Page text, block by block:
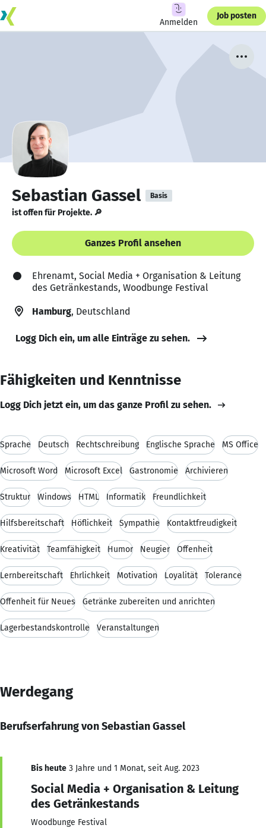
Anmelden
Job posten
Sebastian Gassel Basis
ist offen für Projekte. 🔎
Ganzes Profil ansehen
Ehrenamt, Social Media + Organisation & Leitung
des Getränkestands, Woodbunge Festival
Hamburg, Deutschland
Logg Dich ein, um alle Einträge zu sehen.
Fähigkeiten und Kenntnisse
Logg Dich jetzt ein, um das ganze Profil zu sehen.
Sprache Deutsch Rechtschreibung Englische Sprache MS Office
Microsoft Word Microsoft Excel Gastronomie Archivieren
Struktur Windows HTML Informatik Freundlichkeit
Hilfsbereitschaft Höflichkeit Sympathie Kontaktfreudigkeit
Kreativität Teamfähigkeit Humor Neugier Offenheit
Lernbereitschaft Ehrlichkeit Motivation Loyalität Tolerance
Offenheit für Neues Getränke zubereiten und anrichten
Lagerbestandskontrolle Veranstaltungen
Werdegang
Berufserfahrung von Sebastian Gassel
Bis heute 3 Jahre und 1 Monat, seit Aug. 2023
Social Media + Organisation & Leitung
des Getränkestands
Woodbunge Festival